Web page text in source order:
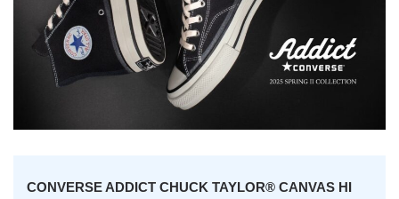
CONVERSE ADDICT CHUCK TAYLOR® CANVAS HI